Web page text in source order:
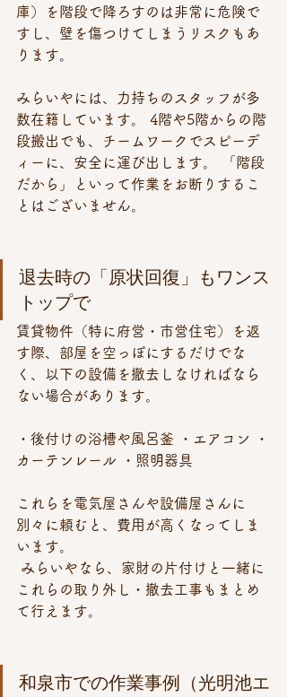
庫）を階段で降ろすのは非常に危険で
すし、壁を傷つけてしまうリスクもあ
ります。
みらいやには、力持ちのスタッフが多
数在籍しています。 4階や5階からの階
段搬出でも、チームワークでスピーデ
ィーに、安全に運び出します。 「階段
だから」といって作業をお断りするこ
とはございません。
退去時の「原状回復」もワンス
トップで
賃貸物件（特に府営・市営住宅）を返
す際、部屋を空っぽにするだけでな
く、以下の設備を撤去しなければなら
ない場合があります。
・後付けの浴槽や風呂釜 ・エアコン ・
カーテンレール ・照明器具
これらを電気屋さんや設備屋さんに
別々に頼むと、費用が高くなってしま
います。
これらの取り外し・撤去工事もまとめ
て行えます。
和泉市での作業事例（光明池エ